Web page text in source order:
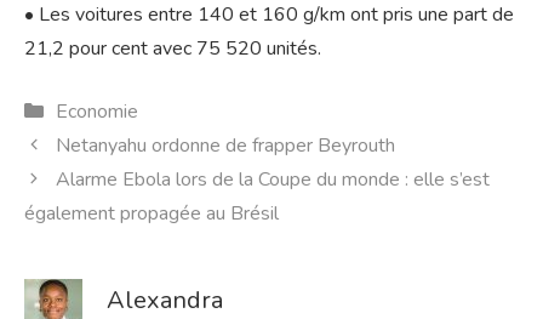
• Les voitures entre 140 et 160 g/km ont pris une part de
21,2 pour cent avec 75 520 unités.
Catégories
Economie
Netanyahu ordonne de frapper Beyrouth
Alarme Ebola lors de la Coupe du monde : elle s’est
également propagée au Brésil
Alexandra